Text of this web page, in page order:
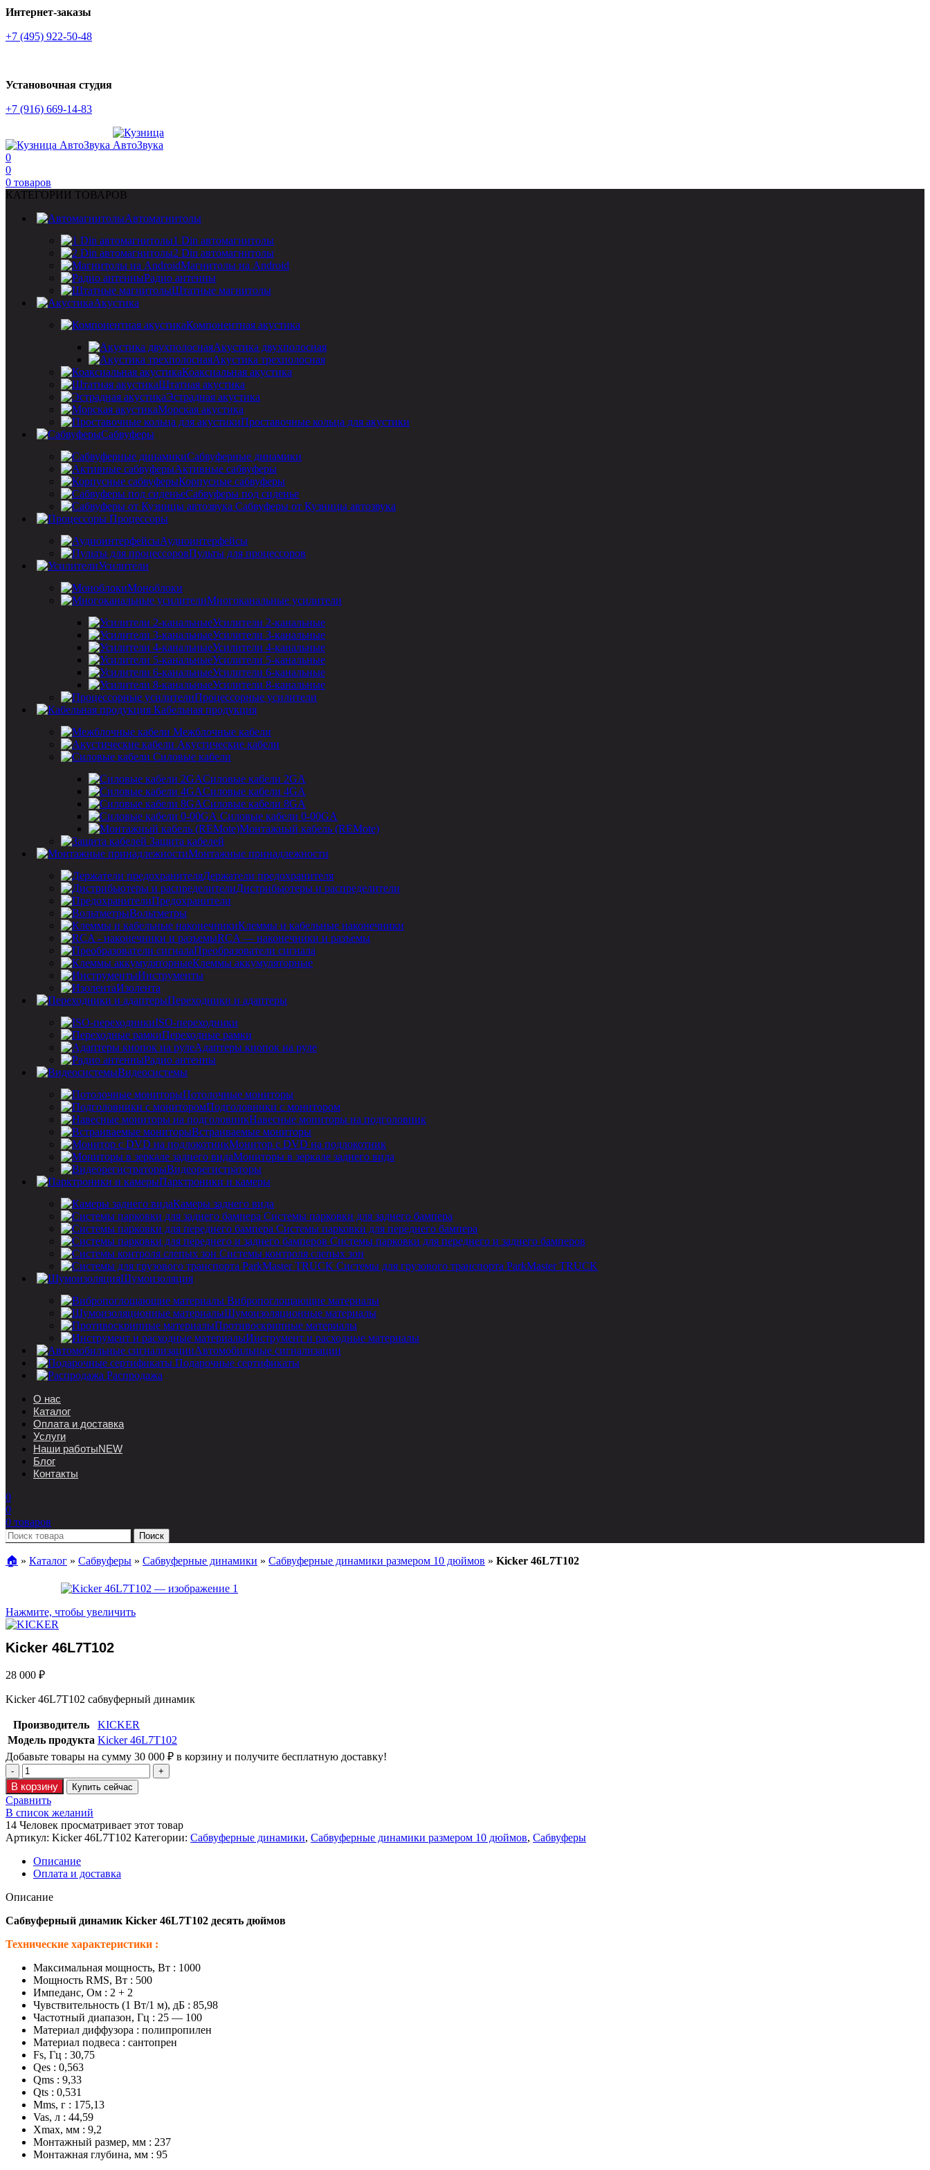
Интернет-заказы
+7 (495) 922-50-48
Установочная студия
+7 (916) 669-14-83
0
0
0 товаров
КАТЕГОРИИ ТОВАРОВ
Автомагнитолы
1 Din автомагнитолы
2 Din автомагнитолы
Магнитолы на Android
Радио антенны
Штатные магнитолы
Акустика
Компонентная акустика
Акустика двухполосная
Акустика трехполосная
Коаксиальная акустика
Штатная акустика
Эстрадная акустика
Морская акустика
Проставочные кольца для акустики
Сабвуферы
Сабвуферные динамики
Активные сабвуферы
Корпусные сабвуферы
Сабвуферы под сиденье
Сабвуферы от Кузницы автозвука
Процессоры
Аудиоинтерфейсы
Пульты для процессоров
Усилители
Моноблоки
Многоканальные усилители
Усилители 2-канальные
Усилители 3-канальные
Усилители 4-канальные
Усилители 5-канальные
Усилители 6-канальные
Усилители 8-канальные
Процессорные усилители
Кабельная продукция
Межблочные кабели
Акустические кабели
Силовые кабели
Силовые кабели 2GA
Силовые кабели 4GA
Силовые кабели 8GA
Силовые кабели 0-00GA
Монтажный кабель (REMote)
Защита кабелей
Монтажные принадлежности
Держатели предохранителя
Дистрибьютеры и распределители
Предохранители
Вольтметры
Клеммы и кабельные наконечники
RCA — наконечники и разъемы
Преобразователи сигнала
Клеммы аккумуляторные
Инструменты
Изолента
Переходники и адаптеры
ISO-переходники
Переходные рамки
Адаптеры кнопок на руле
Радио антенны
Видеосистемы
Потолочные мониторы
Подголовники с монитором
Навесные мониторы на подголовник
Встраиваемые мониторы
Монитор с DVD на подлокотник
Мониторы в зеркале заднего вида
Видеорегистраторы
Парктроники и камеры
Камеры заднего вида
Системы парковки для заднего бампера
Системы парковки для переднего бампера
Системы парковки для переднего и заднего бамперов
Системы контроля слепых зон
Системы для грузового транспорта ParkMaster TRUCK
Шумоизоляция
Вибропоглощающие материалы
Шумоизоляционные материалы
Противоскрипные материалы
Инструмент и расходные материалы
Автомобильные сигнализации
Подарочные сертификаты
Распродажа
О нас
Каталог
Оплата и доставка
Услуги
Наши работыNEW
Блог
Контакты
0
0
0 товаров
Поиск
🏠︎ » Каталог » Сабвуферы » Сабвуферные динамики » Сабвуферные динамики размером 10 дюймов » Kicker 46L7T102
Нажмите, чтобы увеличить
Kicker 46L7T102
28 000 ₽
Kicker 46L7T102 сабвуферный динамик
Производитель
KICKER
Модель продукта Kicker 46L7T102
Добавьте товары на сумму 30 000 ₽ в корзину и получите бесплатную доставку!
В корзину Купить сейчас
Сравнить
В список желаний
14 Человек просматривает этот товар
Артикул: Kicker 46L7T102 Категории: Сабвуферные динамики, Сабвуферные динамики размером 10 дюймов, Сабвуферы
Описание
Оплата и доставка
Описание
Сабвуферный динамик Kicker 46L7T102 десять дюймов
Технические характеристики :
Максимальная мощность, Вт : 1000
Мощность RMS, Вт : 500
Импеданс, Ом : 2 + 2
Чувствительность (1 Вт/1 м), дБ : 85,98
Частотный диапазон, Гц : 25 — 100
Материал диффузора : полипропилен
Материал подвеса : сантопрен
Fs, Гц : 30,75
Qes : 0,563
Qms : 9,33
Qts : 0,531
Mms, г : 175,13
Vas, л : 44,59
Xmax, мм : 9,2
Монтажный размер, мм : 237
Монтажная глубина, мм : 95